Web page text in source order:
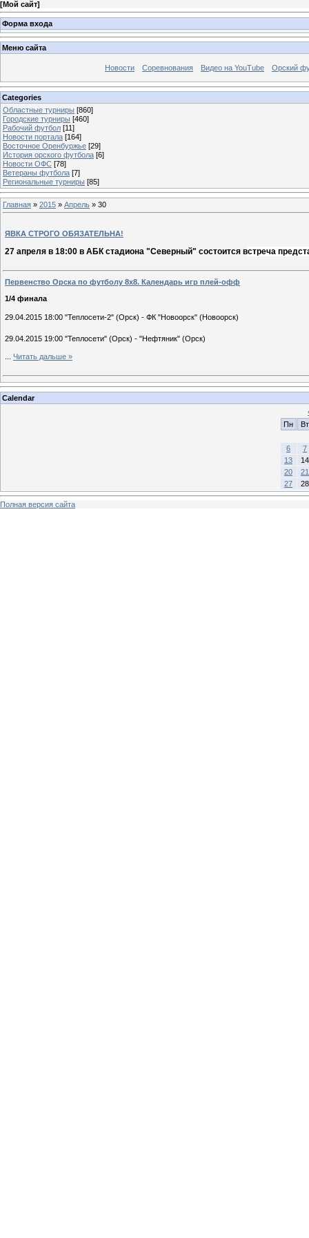
[Мой сайт]
Форма входа
Меню сайта
Новости Соревнования Видео на YouTube Орский
Categories
Областные турниры [860]
Городские турниры [460]
Рабочий футбол [11]
Новости портала [164]
Восточное Оренбуржье [29]
История орского футбола [6]
Новости ОФС [78]
Ветераны футбола [7]
Региональные турниры [85]
Главная » 2015 » Апрель » 30
ЯВКА СТРОГО ОБЯЗАТЕЛЬНА!
27 апреля в 18:00 в АБК стадиона "Северный" состоится встреча
Первенство Орска по футболу 8х8. Календарь игр плей-офф
1/4 финала
29.04.2015 18:00 "Теплосети-2" (Орск) - ФК "Новоорск" (Новоорск)
29.04.2015 19:00 "Теплосети" (Орск) - "Нефтяник" (Орск)
Читать дальше »
Calendar
Пн
Вт
6
7
13
14
20
21
27
28
Полная версия сайта